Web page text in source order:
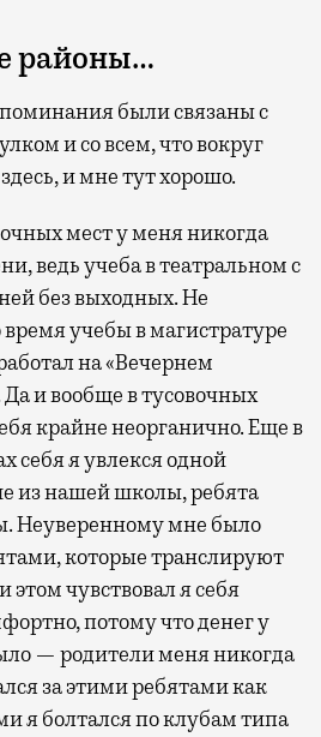
районы…
были связаны с
и со всем, что вокруг
и мне тут хорошо.
мест у меня никогда
ведь учеба в театральном с
без выходных. Не
время учебы в магистратуре
на «Вечернем
Да и вообще в тусовочных
крайне неорганично. Еще в
себя я увлекся одной
из нашей школы, ребята
Неуверенному мне было
которые транслируют
этом чувствовал я себя
потому что денег у
— родители меня никогда
за этими ребятами как
я болтался по клубам типа